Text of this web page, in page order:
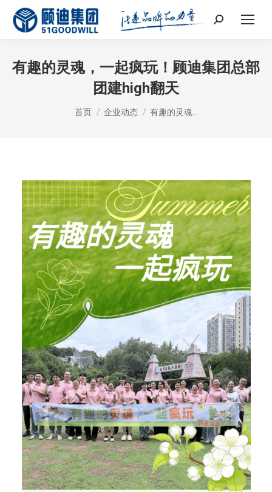
Search:
有趣的灵魂，一起疯玩！顾迪集团总部
团建high翻天
您在这里：
首页 企业动态 有趣的灵魂…